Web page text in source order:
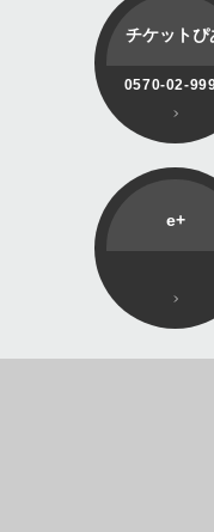
チケットぴ
0570-02-
e+